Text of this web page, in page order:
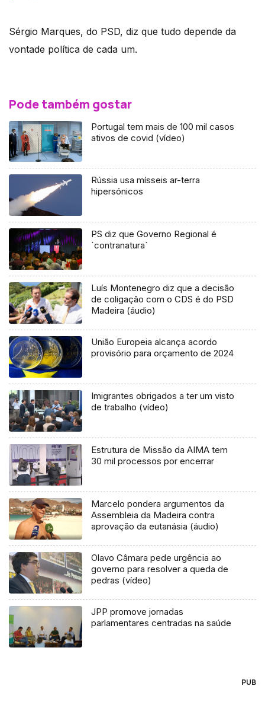
Sérgio Marques, do PSD, diz que tudo depende da
vontade política de cada um.
Pode também gostar
Portugal tem mais de 100 mil casos
ativos de covid (vídeo)
Rússia usa mísseis ar-terra
hipersónicos
PS diz que Governo Regional é
`contranatura`
Luís Montenegro diz que a decisão
de coligação com o CDS é do PSD
Madeira (áudio)
União Europeia alcança acordo
provisório para orçamento de 2024
Imigrantes obrigados a ter um visto
de trabalho (vídeo)
Estrutura de Missão da AIMA tem
30 mil processos por encerrar
Marcelo pondera argumentos da
Assembleia da Madeira contra
aprovação da eutanásia (áudio)
Olavo Câmara pede urgência ao
governo para resolver a queda de
pedras (vídeo)
JPP promove jornadas
parlamentares centradas na saúde
PUB